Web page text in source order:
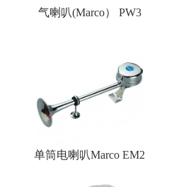
气喇叭(Marco） PW3
单筒电喇叭Marco EM2